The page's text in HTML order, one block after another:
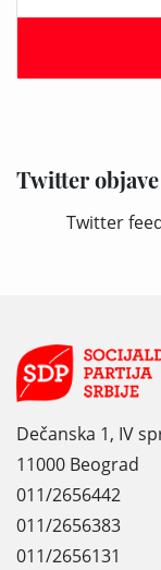
Twitter objave
Twitter
Dečanska 1, IV
11000 Beograd
011/2656442
011/2656383
011/2656131